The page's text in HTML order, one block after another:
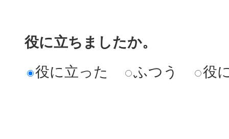
役に立ちましたか。
役に立った
ふつう 役